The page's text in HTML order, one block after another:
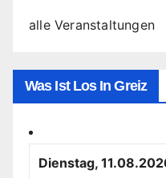
alle Veranstaltungen
Was Ist Los In Greiz
Dienstag,